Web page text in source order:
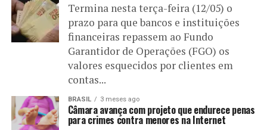
Termina nesta terça-feira (12/05) o
prazo para que bancos e instituições
financeiras repassem ao Fundo
Garantidor de Operações (FGO) os
valores esquecidos por clientes em
contas...
BRASIL 3 meses ago
Câmara avança com projeto que endurece penas
para crimes contra menores na Internet